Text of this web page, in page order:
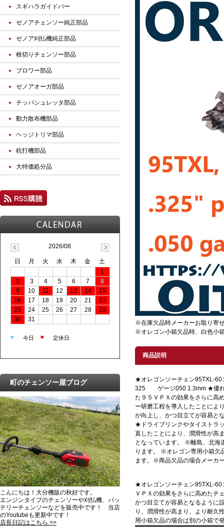
※在庫欠品時メーカーお取り寄
※オレゴン小箱欠品時、白色小
商品説明
★オレゴンソーチェン
325 ゲージ050 1.3mm ★優れ
た９５ＶＰＸの効果をさらに高
ー研磨工程を導入したことによ
が向上し、かつ目立てが容易と
★ドライブリンクやタイストラ
直したことにより、潤滑性が高
となっています。 ※離島、北海
ります。 ※オレゴン専用小箱欠
ます。※商品欠品の場合メーカ
★オレゴンソーチェン95TXL-
ＶＰＸの効果をさらに高めたチ
かつ目立てが容易となるように
り、潤滑性が高まり、より耐久
用小箱欠品の場合は別の小箱で
スギハラガイドバー
ゼノアチェンソー純正部品
ゼノア刈払機純正部品
根切りチェンソー部品
ブロワー部品
ゼノアオーガ部品
チッパシュレッタ部品
動力散布機部品
ヘッジトリマ部品
杭打機部品
大特価処分品
2026/08
日 月 火 水 木 金
土
1
2
3 4 5 6 7
8
9
10 11 12 13 14
15
16
17 18 19 20 21
22
23
24 25 26 27 28
29
30
31
■ 今日 ■ 定休日
町のチェンソー屋ブログ
こんにちは！大分機販の秋好です。
エンジンタイプのチェンソーや刈払機、バッ
テリーチェンソーなどを販売中です！ 当店
のYoutubeも更新中です！
店長日記はこちら >>